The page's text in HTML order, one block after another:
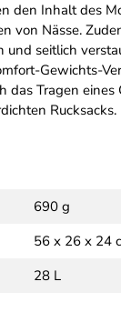
den Inhalt des
von Nässe.
seitlich
Gewichts-
das Tragen eines
Rucksacks.
690 g
56 x 26 x 24
28 L